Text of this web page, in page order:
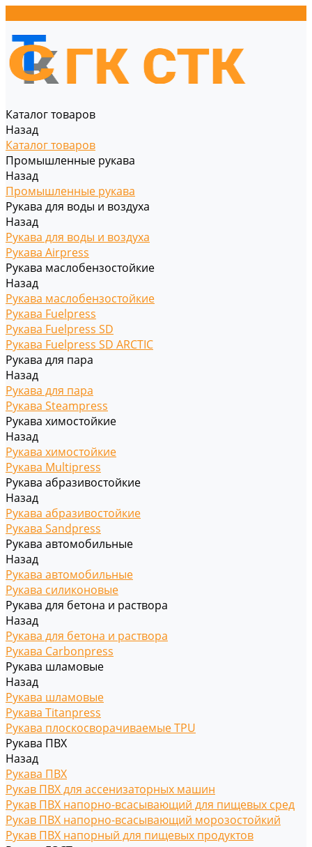
Каталог товаров
Назад
Каталог товаров
Промышленные рукава
Назад
Промышленные рукава
Рукава для воды и воздуха
Назад
Рукава для воды и воздуха
Рукава Airpress
Рукава маслобензостойкие
Назад
Рукава маслобензостойкие
Рукава Fuelpress
Рукава Fuelpress SD
Рукава Fuelpress SD ARCTIC
Рукава для пара
Назад
Рукава для пара
Рукава Steampress
Рукава химостойкие
Назад
Рукава химостойкие
Рукава Multipress
Рукава абразивостойкие
Назад
Рукава абразивостойкие
Рукава Sandpress
Рукава автомобильные
Назад
Рукава автомобильные
Рукава силиконовые
Рукава для бетона и раствора
Назад
Рукава для бетона и раствора
Рукава Carbonpress
Рукава шламовые
Назад
Рукава шламовые
Рукава Titanpress
Рукава плоскосворачиваемые TPU
Рукава ПВХ
Назад
Рукава ПВХ
Рукав ПВХ для ассенизаторных машин
Рукав ПВХ напорно-всасывающий для пищевых сред
Рукав ПВХ напорно-всасывающий морозостойкий
Рукав ПВХ напорный для пищевых продуктов